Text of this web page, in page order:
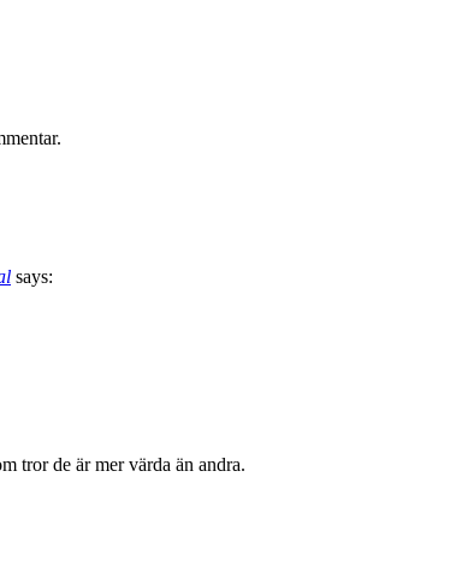
says:
tror de är mer värda än andra.